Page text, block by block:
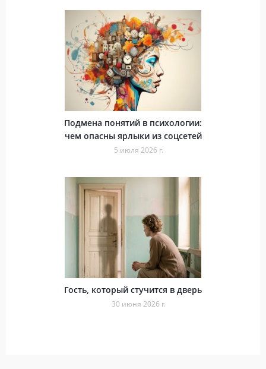
Подмена понятий в психологии:
чем опасны ярлыки из соцсетей
5 июля 2026 г.
Гость, который стучится в дверь
30 июня 2026 г.